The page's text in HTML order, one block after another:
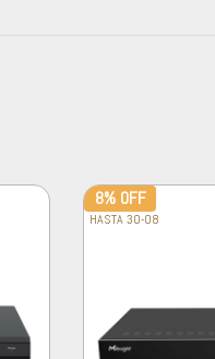
8% OFF
HASTA 30-08